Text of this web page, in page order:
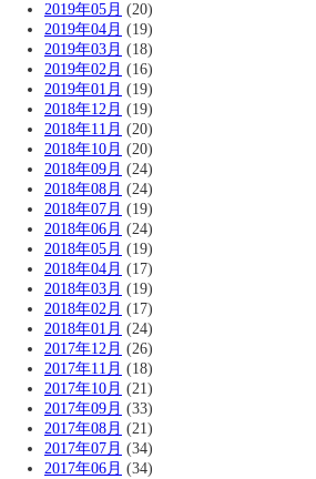
2019年05月 (20)
2019年04月 (19)
2019年03月 (18)
2019年02月 (16)
2019年01月 (19)
2018年12月 (19)
2018年11月 (20)
2018年10月 (20)
2018年09月 (24)
2018年08月 (24)
2018年07月 (19)
2018年06月 (24)
2018年05月 (19)
2018年04月 (17)
2018年03月 (19)
2018年02月 (17)
2018年01月 (24)
2017年12月 (26)
2017年11月 (18)
2017年10月 (21)
2017年09月 (33)
2017年08月 (21)
2017年07月 (34)
2017年06月 (34)